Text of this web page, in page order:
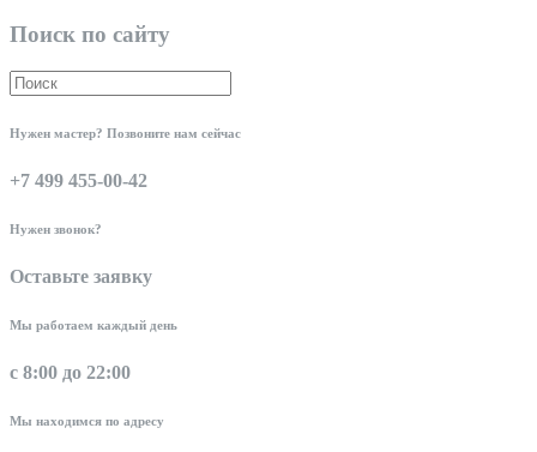
Поиск по сайту
Нужен мастер? Позвоните нам сейчас
+7 499 455-00-42
Нужен звонок?
Оставьте заявку
Мы работаем каждый день
с 8:00 до 22:00
Мы находимся по адресу